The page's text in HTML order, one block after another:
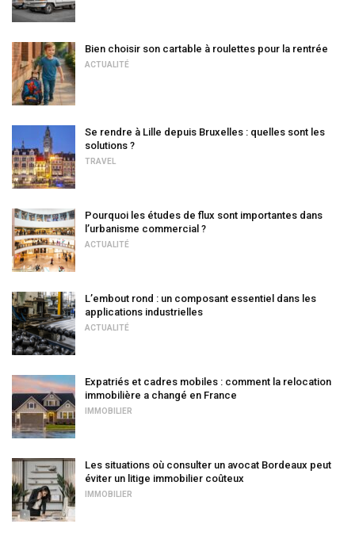
Bien choisir son cartable à roulettes pour la rentrée
ACTUALITÉ
Se rendre à Lille depuis Bruxelles : quelles sont les
solutions ?
TRAVEL
Pourquoi les études de flux sont importantes dans
l’urbanisme commercial ?
ACTUALITÉ
L’embout rond : un composant essentiel dans les
applications industrielles
ACTUALITÉ
Expatriés et cadres mobiles : comment la relocation
immobilière a changé en France
IMMOBILIER
Les situations où consulter un avocat Bordeaux peut
éviter un litige immobilier coûteux
IMMOBILIER